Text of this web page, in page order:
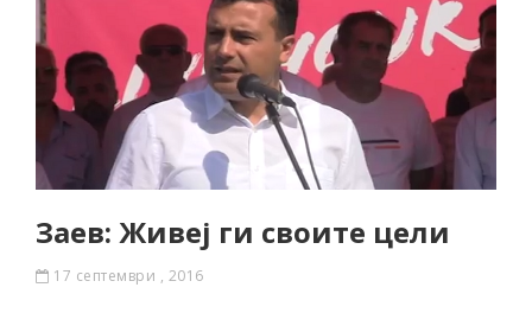
Заев: Живеј ги своите цели
17 септември , 2016